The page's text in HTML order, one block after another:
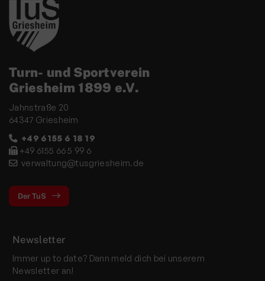
Turn- und Sportverein
Griesheim 1899 e.V.
Jahnstraße 20
64347 Griesheim
+49 6155 6 18 19
+49 6155 66 5 99 6
verwaltung@tusgriesheim.de
Der TuS
Newsletter
Immer up to date? Dann meld dich bei unserem
Newsletter an!